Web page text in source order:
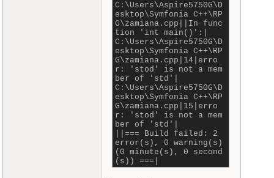
C:\Users\Aspire5750G\D
esktop\Symfonia C++\RP
G\zamiana.cpp||In func
tion 'int main()':|
C:\Users\Aspire5750G\D
esktop\Symfonia C++\RP
G\zamiana.cpp|14|erro
r: 'stod' is not a mem
ber of 'std'|
C:\Users\Aspire5750G\D
esktop\Symfonia C++\RP
G\zamiana.cpp|15|erro
r: 'stod' is not a mem
ber of 'std'|
||=== Build failed: 2
error(s), 0 warning(s)
(0 minute(s), 0 second
(s)) ===|